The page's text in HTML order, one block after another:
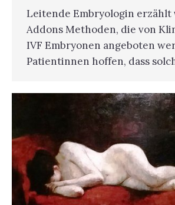
Leitende Embryologin erzählt
Addons Methoden, die von
IVF Embryonen angeboten
Patientinnen hoffen, dass